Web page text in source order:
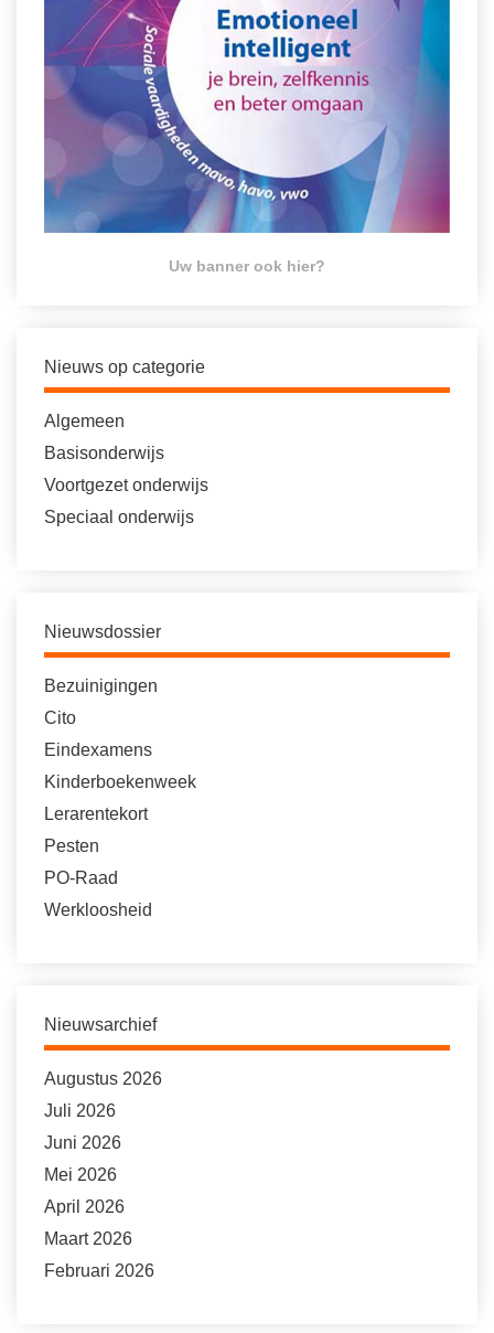
Uw banner ook hier?
Nieuws op categorie
Algemeen
Basisonderwijs
Voortgezet onderwijs
Speciaal onderwijs
Nieuwsdossier
Bezuinigingen
Cito
Eindexamens
Kinderboekenweek
Lerarentekort
Pesten
PO-Raad
Werkloosheid
Nieuwsarchief
Augustus 2026
Juli 2026
Juni 2026
Mei 2026
April 2026
Maart 2026
Februari 2026